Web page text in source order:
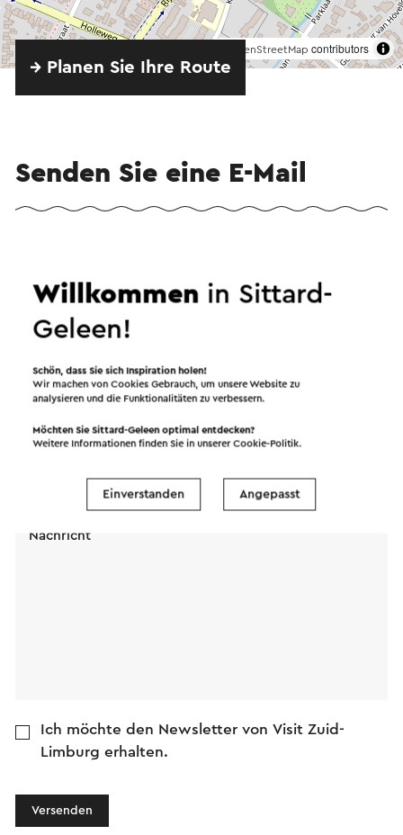
OpenStreetMap contributors
→ Planen Sie Ihre Route
Senden Sie eine E-Mail
Theater. Ihre Nachricht wird sofort nach dem
Klicken auf "Senden" gesendet. Unsere
Datenschutzerklärung erläutert, wie Visit Zuid-
E-Mail Adresse
Nachricht
Ich möchte den Newsletter von Visit Zuid-
Limburg erhalten.
Versenden
Willkommen in Sittard-
Geleen!
Schön, dass Sie sich Inspiration holen!
Wir machen von Cookies Gebrauch, um unsere Website zu
analysieren und die Funktionalitäten zu verbessern.
Möchten Sie Sittard-Geleen optimal entdecken?
Weitere Informationen finden Sie in unsererCookie-Politik.
Einverstanden Angepasst